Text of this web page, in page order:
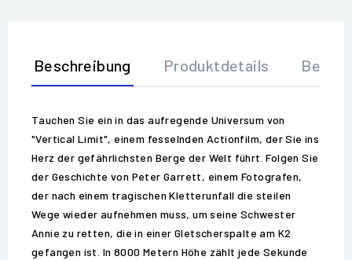
Beschreibung Produktdetails
Tauchen Sie ein in das aufregende Universum von
"Vertical Limit", einem fesselnden Actionfilm, der Sie ins
Herz der gefährlichsten Berge der Welt führt. Folgen Sie
der Geschichte von Peter Garrett, einem Fotografen,
der nach einem tragischen Kletterunfall die steilen
Wege wieder aufnehmen muss, um seine Schwester
Annie zu retten, die in einer Gletscherspalte am K2
gefangen ist. In 8000 Metern Höhe zählt jede Sekunde